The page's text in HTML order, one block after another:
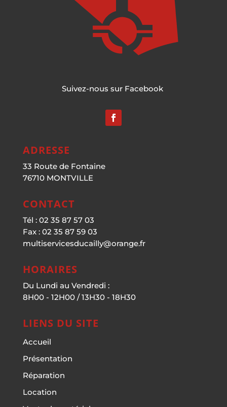
Suivez-nous sur Facebook
ADRESSE
33 Route de Fontaine
76710 MONTVILLE
CONTACT
Tél : 02 35 87 57 03
Fax : 02 35 87 59 03
multiservicesducailly@orange.fr
HORAIRES
Du Lundi au Vendredi :
8H00 - 12H00 / 13H30 - 18H30
LIENS DU SITE
Accueil
Présentation
Réparation
Location